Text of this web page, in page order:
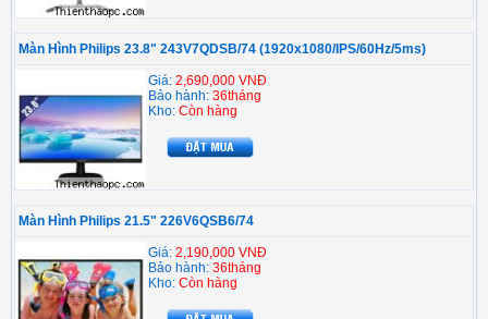
Màn Hình Philips 23.8" 243V7QDSB/74 (1920x1080/IPS/60Hz/5ms)
Giá: 2,690,000 VNĐ
Bảo hành: 36tháng
Kho: Còn hàng
Màn Hình Philips 21.5" 226V6QSB6/74
Giá: 2,190,000 VNĐ
Bảo hành: 36tháng
Kho: Còn hàng